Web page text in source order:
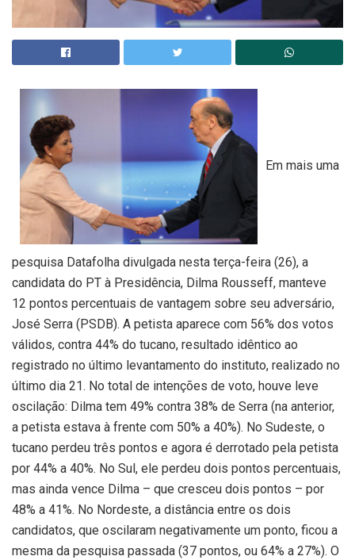
Em mais uma
pesquisa Datafolha divulgada nesta terça-feira (26), a
candidata do PT à Presidência, Dilma Rousseff, manteve
12 pontos percentuais de vantagem sobre seu adversário,
José Serra (PSDB). A petista aparece com 56% dos votos
válidos, contra 44% do tucano, resultado idêntico ao
registrado no último levantamento do instituto, realizado no
último dia 21. No total de intenções de voto, houve leve
oscilação: Dilma tem 49% contra 38% de Serra (na anterior,
a petista estava à frente com 50% a 40%). No Sudeste, o
tucano perdeu três pontos e agora é derrotado pela petista
por 44% a 40%. No Sul, ele perdeu dois pontos percentuais,
mas ainda vence Dilma – que cresceu dois pontos – por
48% a 41%. No Nordeste, a distância entre os dois
candidatos, que oscilaram negativamente um ponto, ficou a
mesma da pesquisa passada (37 pontos, ou 64% a 27%). O